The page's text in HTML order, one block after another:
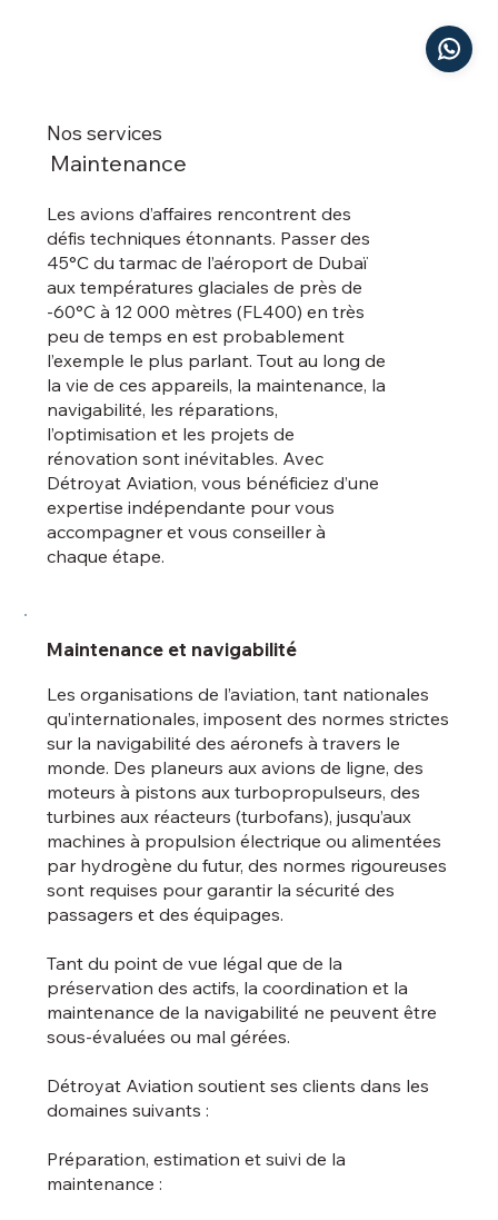
Nos services
Maintenance
Les avions d’affaires rencontrent des
défis techniques étonnants. Passer des
45°C du tarmac de l’aéroport de Dubaï
aux températures glaciales de près de
-60°C à 12 000 mètres (FL400) en très
peu de temps en est probablement
l’exemple le plus parlant. Tout au long de
la vie de ces appareils, la maintenance, la
navigabilité, les réparations,
l’optimisation et les projets de
rénovation sont inévitables. Avec
Détroyat Aviation, vous bénéficiez d’une
expertise indépendante pour vous
accompagner et vous conseiller à
chaque étape.
Maintenance et navigabilité
Les organisations de l’aviation, tant nationales
qu’internationales, imposent des normes strictes
sur la navigabilité des aéronefs à travers le
monde. Des planeurs aux avions de ligne, des
moteurs à pistons aux turbopropulseurs, des
turbines aux réacteurs (turbofans), jusqu’aux
machines à propulsion électrique ou alimentées
par hydrogène du futur, des normes rigoureuses
sont requises pour garantir la sécurité des
passagers et des équipages.
Tant du point de vue légal que de la
préservation des actifs, la coordination et la
maintenance de la navigabilité ne peuvent être
sous-évaluées ou mal gérées.
Détroyat Aviation soutient ses clients dans les
domaines suivants :
Préparation, estimation et suivi de la
maintenance :